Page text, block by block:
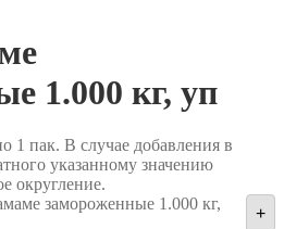
1.000 кг, уп
1 пак. В случае добавления в
указанному значению
округление.
замороженные 1.000 кг,
+